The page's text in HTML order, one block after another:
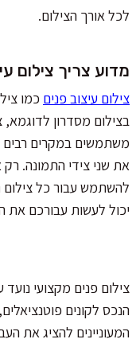
לכל אורך הצילום.
מדוע צריך צילום
צילום עיצוב פנים כמו
בצילום מסדרון
משתמשים במקרים רבים
את שני צידי התמונה. רק
להשתמש עבור כל צילום
יכול לעשות עבורכם את
צילום פנים מקצועי נועד
הנכס לקונים
המעוניינים להציג את